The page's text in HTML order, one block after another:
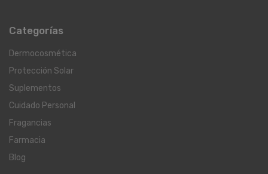
Categorías
Dermocosmética
Protección Solar
Suplementos
Cuidado Personal
Fragancias
Farmacia
Blog